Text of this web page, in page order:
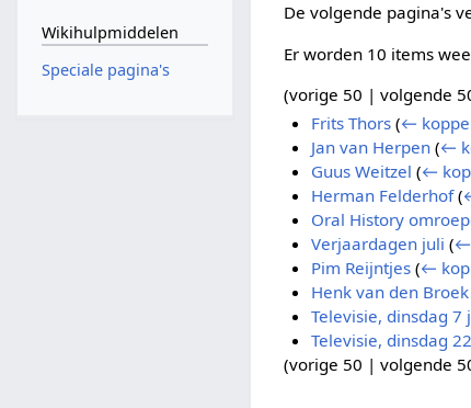
De volgende pagina's
Er worden 10 items
(vorige 50 |volgende
Frits Thors (←
Jan van Herpen (←
Guus Weitzel (←
Herman Felderhof (
Oral History
Verjaardagen juli (←
Pim Reijntjes (←
Henk van den Broek
Televisie, dinsdag 7
Televisie, dinsdag
(vorige 50 |volgende
Wikihulpmiddelen
Speciale pagina's